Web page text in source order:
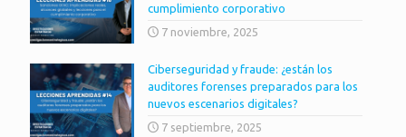
cumplimiento corporativo
7 noviembre, 2025
Ciberseguridad y fraude: ¿están los
auditores forenses preparados para los
nuevos escenarios digitales?
7 septiembre, 2025